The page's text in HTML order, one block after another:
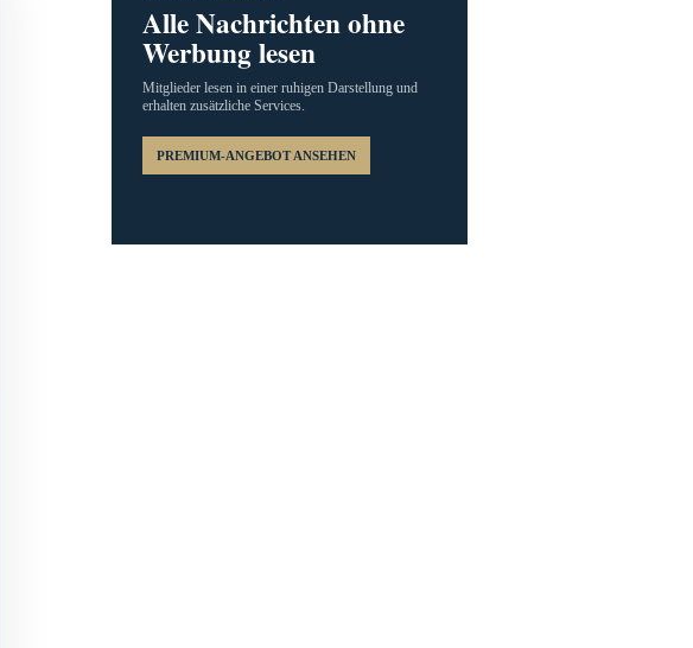
Alle Nachrichten ohne
Werbung lesen
Mitglieder lesen in einer ruhigen Darstellung und
erhalten zusätzliche Services.
PREMIUM-ANGEBOT ANSEHEN